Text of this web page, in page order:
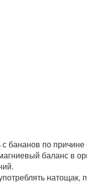
с бананов по
баланс в
натощак,